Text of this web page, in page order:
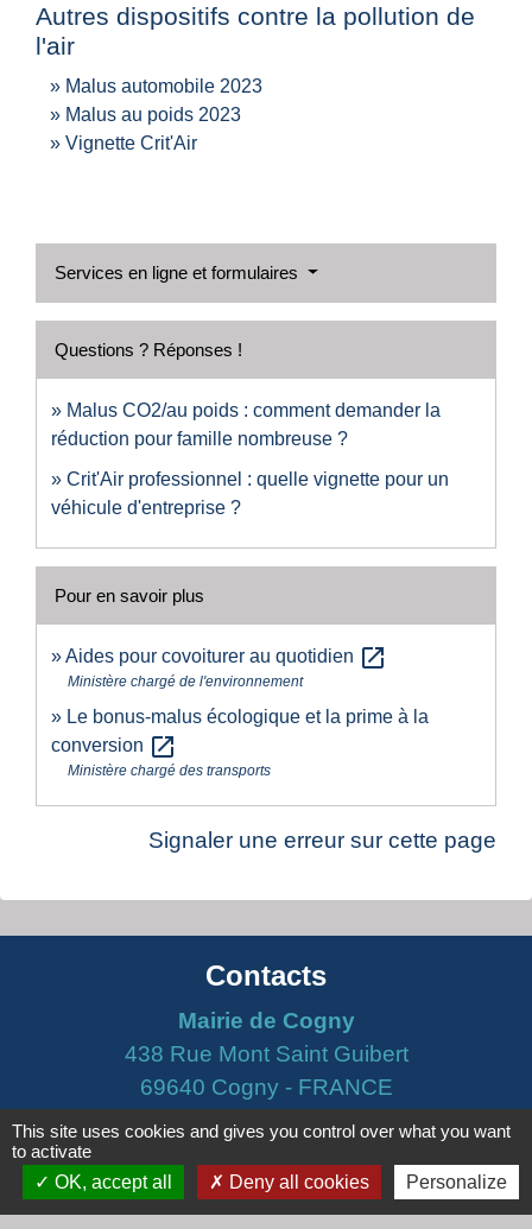
Autres dispositifs contre la pollution de
l'air
Malus automobile 2023
Malus au poids 2023
Vignette Crit'Air
Services en ligne et formulaires
Questions ? Réponses !
Malus CO2/au poids : comment demander la
réduction pour famille nombreuse ?
Crit'Air professionnel : quelle vignette pour un
véhicule d'entreprise ?
Pour en savoir plus
Aides pour covoiturer au quotidien open_in_new
Ministère chargé de l'environnement
Le bonus-malus écologique et la prime à la
conversion open_in_new
Ministère chargé des transports
Signaler une erreur sur cette page
Contacts
Mairie de Cogny
438 Rue Mont Saint Guibert
69640 Cogny - FRANCE
+33 4 74 67 30 55
This site uses cookies and gives you control over what you want
to activate
OK, accept all
Deny all cookies Personalize